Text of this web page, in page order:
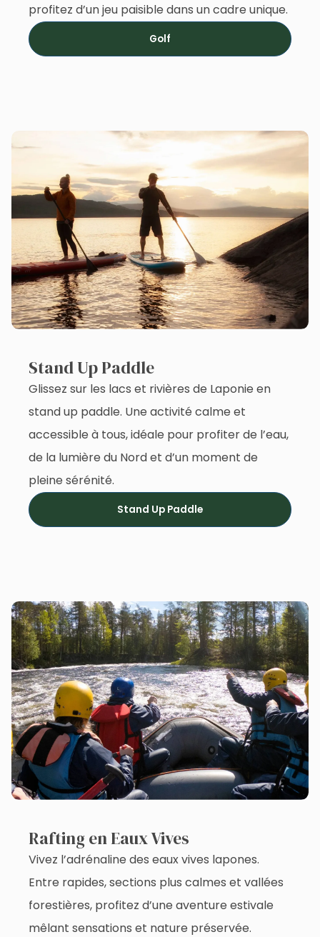
profitez d’un jeu paisible dans un cadre unique.
Golf
Stand Up Paddle
Glissez sur les lacs et rivières de Laponie en
stand up paddle. Une activité calme et
accessible à tous, idéale pour profiter de l’eau,
de la lumière du Nord et d’un moment de
pleine sérénité.
Stand Up Paddle
Rafting en Eaux Vives
Vivez l’adrénaline des eaux vives lapones.
Entre rapides, sections plus calmes et vallées
forestières, profitez d’une aventure estivale
mêlant sensations et nature préservée.